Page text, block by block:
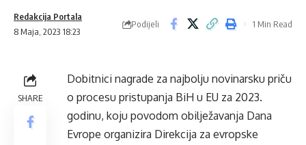
8 Maja, 2023 18:23
Redakcija Portala
Podijeli 1 Min Read
SHARE
Dobitnici nagrade za najbolju novinarsku priču
o procesu pristupanja BiH u EU za 2023.
godinu, koju povodom obilježavanja Dana
Evrope organizira Direkcija za evropske